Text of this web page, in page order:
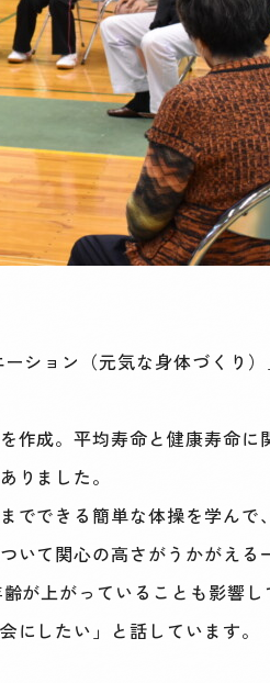
ション（元気な身体づくり
成。平均寿命と健康寿命に
りました。
できる簡単な体操を学んで
て関心の高さがうかがえる
が上がっていることも影響
したい」と話しています。